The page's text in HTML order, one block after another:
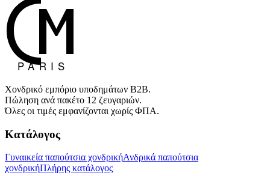
Χονδρικό εμπόριο υποδημάτων B2B.
Πώληση ανά πακέτο 12 ζευγαριών.
Όλες οι τιμές εμφανίζονται χωρίς ΦΠΑ.
Κατάλογος
Γυναικεία παπούτσια χονδρικήΑνδρικά παπούτσια
χονδρικήΠλήρης κατάλογος